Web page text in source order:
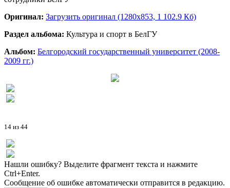
Оригинал: Загрузить оригинал (1280x853, 1 102.9 Кб)
Раздел альбома: Культура и спорт в БелГУ
Альбом: Белгородский государственный университет (2008-
2009 гг.)
14 из 44
Нашли ошибку? Выделите фрагмент текста и нажмите
Ctrl+Enter.
Сообщение об ошибке автоматически отправится в редакцию.